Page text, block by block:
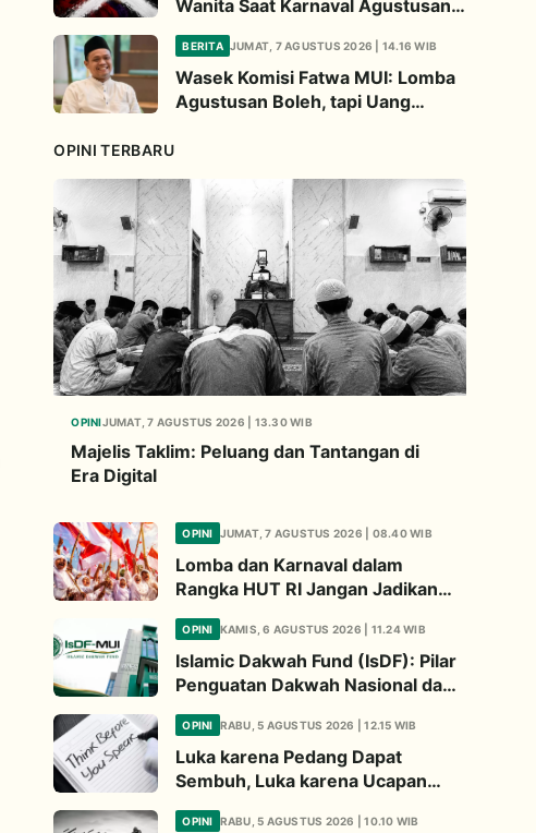
Wanita Saat Karnaval Agustusan
Haram Hukumnya
BERITA JUMAT, 7 AGUSTUS 2026 | 14.16 WIB
Wasek Komisi Fatwa MUI: Lomba
Agustusan Boleh, tapi Uang
OPINI TERBARU
OPINIJUMAT, 7 AGUSTUS 2026 | 13.30 WIB
Majelis Taklim: Peluang dan Tantangan di
Era Digital
OPINI JUMAT, 7 AGUSTUS 2026 | 08.40 WIB
Lomba dan Karnaval dalam
Rangka HUT RI Jangan Jadikan
Ajang Judi dan Kampanye LGBT
OPINI KAMIS, 6 AGUSTUS 2026 | 11.24 WIB
Islamic Dakwah Fund (IsDF): Pilar
Penguatan Dakwah Nasional dan
Jembatan Kepedulian Umat
Global
OPINI RABU, 5 AGUSTUS 2026 | 12.15 WIB
Luka karena Pedang Dapat
Sembuh, Luka karena Ucapan
Dapat Diwariskan
OPINI RABU, 5 AGUSTUS 2026 | 10.10 WIB